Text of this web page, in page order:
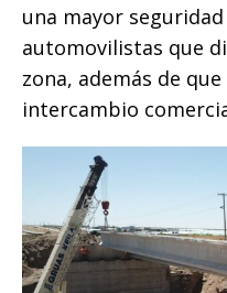
una mayor
automovilistas que
zona, además de
intercambio